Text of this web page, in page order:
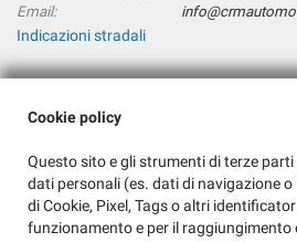
Email:
Indicazioni stradali
Dati fiscali:
Via Podesti, 197, Senigallia (AN)
C.F/P.IVA:04288370960
Registro delle imprese:AN
Cookie policy
Questo sito e gli strumenti di terze
dati personali (es. dati di navigazione
di Cookie, Pixel, Tags o altri
funzionamento e per il raggiungimento